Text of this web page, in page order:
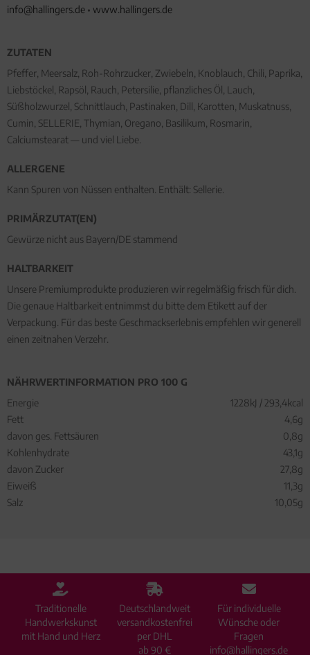
info@hallingers.de • www.hallingers.de
ZUTATEN
Pfeffer, Meersalz, Roh-Rohrzucker, Zwiebeln, Knoblauch, Chili, Paprika,
Liebstöckel, Rapsöl, Rauch, Petersilie, pflanzliches Öl, Lauch,
Süßholzwurzel, Schnittlauch, Pastinaken, Dill, Karotten, Muskatnuss,
Cumin, SELLERIE, Thymian, Oregano, Basilikum, Rosmarin,
Calciumstearat — und viel Liebe.
ALLERGENE
Kann Spuren von Nüssen enthalten. Enthält: Sellerie.
PRIMÄRZUTAT(EN)
Gewürze nicht aus Bayern/DE stammend
HALTBARKEIT
Unsere Premiumprodukte produzieren wir regelmäßig frisch für dich.
Die genaue Haltbarkeit entnimmst du bitte dem Etikett auf der
Verpackung. Für das beste Geschmackserlebnis empfehlen wir generell
einen zeitnahen Verzehr.
NÄHRWERTINFORMATION PRO 100 G
Energie
1228kJ / 293,4kcal
Fett
4,6g
davon ges. Fettsäuren
0,8g
Kohlenhydrate
43,1g
davon Zucker
27,8g
Eiweiß
11,3g
Salz
10,05g
Traditionelle
Handwerkskunst
mit Hand und Herz
Deutschlandweit
versandkostenfrei
per DHL
ab 90 €
Für individuelle
Wünsche oder
Fragen
info@hallingers.de